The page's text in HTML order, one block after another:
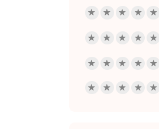
R R R R R
R R R R R
R R R R R
R R R R R